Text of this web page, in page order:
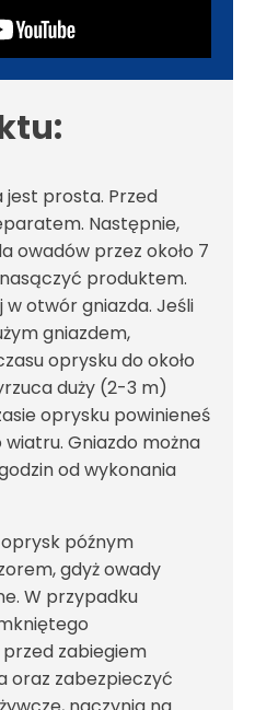
jest prosta. Przed
Następnie,
owadów przez około 7
produktem.
w otwór gniazda. Jeśli
gniazdem,
oprysku do około
duży (2-3 m)
oprysku powinieneś
Gniazdo można
od wykonania
późnym
gdyż owady
W przypadku
zabiegiem
oraz zabezpieczyć